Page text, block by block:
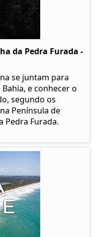
da Pedra Furada -
se juntam para
e conhecer o
segundo os
Península de
Pedra Furada.